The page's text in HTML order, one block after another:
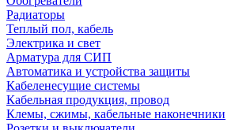
Радиаторы
Теплый пол, кабель
Электрика и свет
Арматура для СИП
Автоматика и устройства защиты
Кабеленесущие системы
Кабельная продукция, провод
Клемы, сжимы, кабельные наконечники